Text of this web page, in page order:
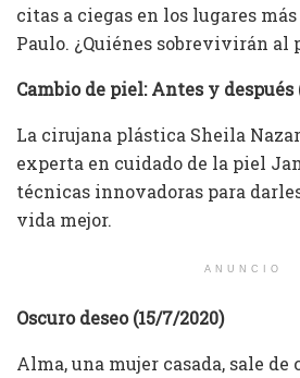
citas a ciegas en los lugares más
Paulo. ¿Quiénes sobrevivirán al
Cambio de piel: Antes y después
La cirujana plástica Sheila
experta en cuidado de la piel
técnicas innovadoras para
vida mejor.
ANUNCIO
Oscuro deseo (15/7/2020)
Alma, una mujer casada, sale